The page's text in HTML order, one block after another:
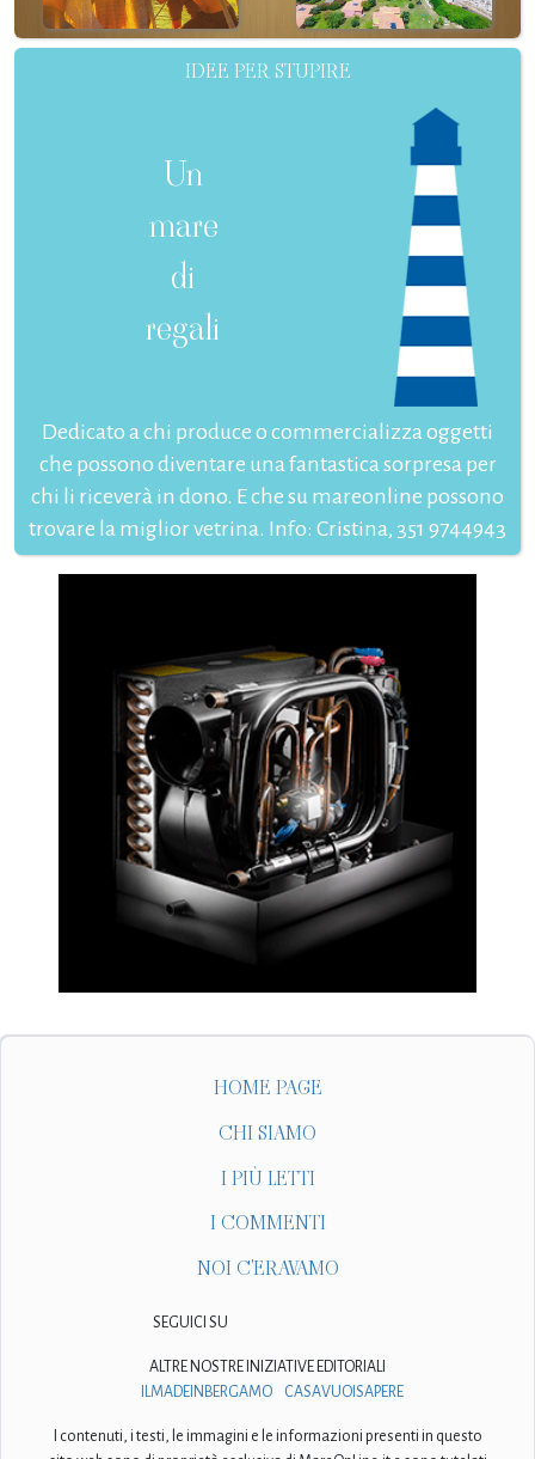
IDEE PER STUPIRE
Un
mare
di
regali
Dedicato a chi produce o commercializza oggetti
che possono diventare una fantastica sorpresa per
chi li riceverà in dono. E che su mareonline possono
trovare la miglior vetrina. Info: Cristina, 351 9744943
HOME PAGE
CHI SIAMO
I PIÙ LETTI
I COMMENTI
NOI C'ERAVAMO
SEGUICI SU
ALTRE NOSTRE INIZIATIVE EDITORIALI
ILMADEINBERGAMO
CASAVUOISAPERE
I contenuti, i testi, le immagini e le informazioni presenti in questo